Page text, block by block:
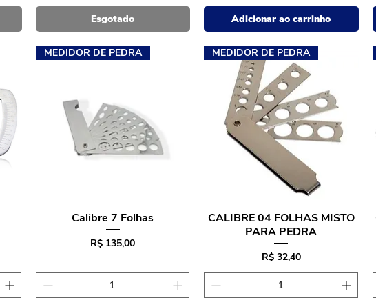
Esgotado Adicionar ao carrinho
Visualização rápida
MEDIDOR DE PEDRA
Calibre 7 Folhas
Preço
R$ 135,00
Visualização rápida
MEDIDOR DE PEDRA
CALIBRE 04 FOLHAS MISTO
PARA PEDRA
Preço
R$ 32,40